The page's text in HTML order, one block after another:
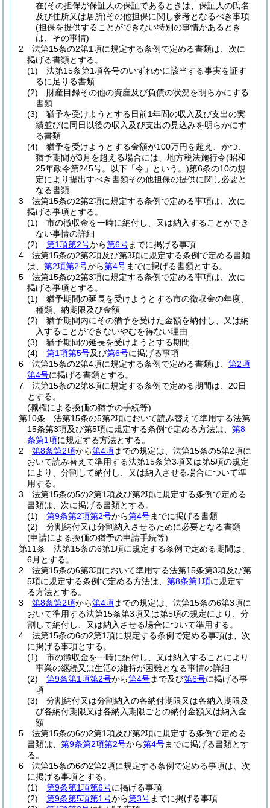
在(その担保が保証人の保証であるときは、保証人の氏名
及び住所又は居所)その他担保に関し参考となるべき事項
(担保を提供することができない特別の事情があるとき
は、その事情)
2
法第15条の2第1項に規定する条例で定める書類は、次に
掲げる書類とする。
(1)
法第15条第1項各号のいずれかに該当する事実を証す
るに足りる書類
(2)
財産目録その他の資産及び負債の状況を明らかにする
書類
(3)
猶予を受けようとする日前1年間の収入及び支出の実
績並びに同日以後の収入及び支出の見込みを明らかにす
る書類
(4)
猶予を受けようとする金額が100万円を超え、かつ、
猶予期間が3月を超える場合には、地方税法施行令(昭和
25年政令第245号。以下「令」という。)第6条の10の規
定により提出すべき書類その他担保の提供に関し必要と
なる書類
3
法第15条の2第2項に規定する条例で定める事項は、次に
掲げる事項とする。
(1)
市の徴収金を一時に納付し、又は納入することができ
ない事情の詳細
(2)
第1項第2号から第6号までに掲げる事項
4
法第15条の2第2項及び第3項に規定する条例で定める書類
は、 第2項第2号から第4号までに掲げる書類とする。
5
法第15条の2第3項に規定する条例で定める事項は、次に
掲げる事項とする。
(1)
猶予期間の延長を受けようとする市の徴収金の年度、
種類、納期限及び金額
(2)
猶予期間内にその猶予を受けた金額を納付し、又は納
入することができないやむを得ない理由
(3)
猶予期間の延長を受けようとする期間
(4)
第1項第5号及び第6号に掲げる事項
6
法第15条の2第4項に規定する条例で定める書類は、 第2項
第4号に掲げる書類とする。
7
法第15条の2第8項に規定する条例で定める期間は、20日
とする。
(職権による換価の猶予の手続等)
第10条
法第15条の5第2項において読み替えて準用する法第
15条第3項及び第5項に規定する条例で定める方法は、 第8
条第1項に規定する方法とする。
2
第8条第2項から第4項までの規定は、法第15条の5第2項に
おいて読み替えて準用する法第15条第3項又は第5項の規定
により、分割して納付し、又は納入させる場合について準
用する。
3
法第15条の5の2第1項及び第2項に規定する条例で定める
書類は、次に掲げる書類とする。
(1)
第9条第2項第2号から第4号までに掲げる書類
(2)
分割納付又は分割納入させるために必要となる書類
(申請による換価の猶予の申請手続等)
第11条
法第15条の6第1項に規定する条例で定める期間は、
6月とする。
2
法第15条の6第3項において準用する法第15条第3項及び第
5項に規定する条例で定める方法は、 第8条第1項に規定す
る方法とする。
3
第8条第2項から第4項までの規定は、法第15条の6第3項に
おいて準用する法第15条第3項又は第5項の規定により、分
割して納付し、又は納入させる場合について準用する。
4
法第15条の6の2第1項に規定する条例で定める事項は、次
に掲げる事項とする。
(1)
市の徴収金を一時に納付し、又は納入することにより
事業の継続又は生活の維持が困難となる事情の詳細
(2)
第9条第1項第2号から第4号まで及び第6号に掲げる事
項
(3)
分割納付又は分割納入の各納付期限又は各納入期限及
び各納付期限又は各納入期限ごとの納付金額又は納入金
額
5
法第15条の6の2第1項及び第2項に規定する条例で定める
書類は、 第9条第2項第2号から第4号までに掲げる書類とす
る。
6
法第15条の6の2第2項に規定する条例で定める事項は、次
に掲げる事項とする。
(1)
第9条第1項第6号に掲げる事項
(2)
第9条第5項第1号から第3号までに掲げる事項